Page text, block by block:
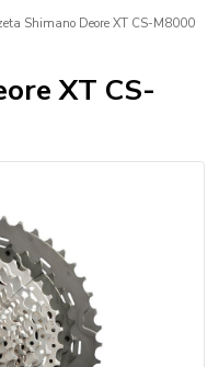
Shimano Deore XT CS-M8000
XT CS-